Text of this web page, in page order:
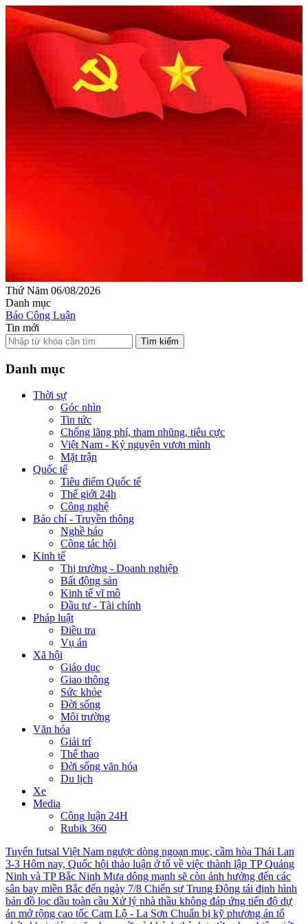
Thứ Năm 06/08/2026
Danh mục
Báo Công Luận
Tin mới
Tìm kiếm
Danh mục
Thời sự
Góc nhìn
Tin tức
Chống lãng phí, tham nhũng, tiêu cực
Việt Nam - Kỷ nguyên vươn mình
Mặt trận
Quốc tế
Tiêu điểm Quốc tế
Thế giới 24h
Công nghệ
Báo chí - Truyền thông
Nghề báo
Công tác hội
Kinh tế
Thị trường - Doanh nghiệp
Bất động sản
Kinh tế vĩ mô
Đầu tư - Tài chính
Pháp luật
Điều tra
Vụ án
Xã hội
Giáo dục
Giao thông
Sức khỏe
Đời sống
Môi trường
Văn hóa
Giải trí
Thể thao
Đời sống văn hóa
Du lịch
Xe
Media
Công luận 24H
Rubik 360
Tuyển futsal Việt Nam ngược dòng ngoạn mục, cầm hòa Thái Lan
3-3 Hôm nay, Quốc hội thảo luận ở tổ về việc thành lập TP Quảng
Ninh và TP Bắc Ninh Mưa dông mạnh sẽ còn ảnh hưởng đến các
sân bay miền Bắc đến ngày 7/8 Chiến sự Trung Đông tái định hình
bản đồ lọc dầu toàn cầu Xử lý nhà thầu không đáp ứng tiến độ dự
án mở rộng cao tốc Cam Lộ - La Sơn Chuẩn bị kỹ phương án tổ